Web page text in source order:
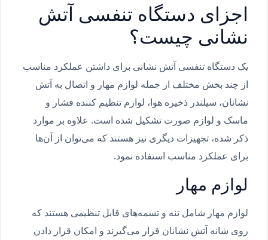
اجزای دستگاه تنفسی آتش
نشانی چیست؟
یک دستگاه تنفسی آتش نشانی برای داشتن عملکرد مناسب
از چند بخش مختلف از جمله لوازم مهار و اتصال به آتش
نشانان، سیلندر ذخیره هوا، لوازم تنظیم کننده فشار و
ماسک و لوازم صورت تشکیل شده است. علاوه بر موارد
ذکر شده، تجهیزات دیگری نیز هستند که می‌توان از آن‌ها
برای عملکرد مناسب استفاده نمود.
لوازم مهار
لوازم مهار شامل تنه و تسمه‌های قابل تنظیمی هستند که
روی شانه آتش نشانان قرار می‌گیرند و امکان قرار دادن